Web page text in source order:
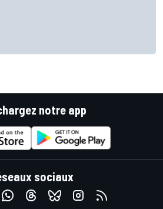
notre app
sociaux